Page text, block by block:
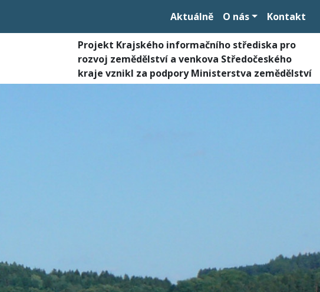
Aktuálně O nás Kontakt
Projekt Krajského informačního střediska pro
rozvoj zemědělství a venkova Středočeského
kraje vznikl za podpory Ministerstva zemědělství